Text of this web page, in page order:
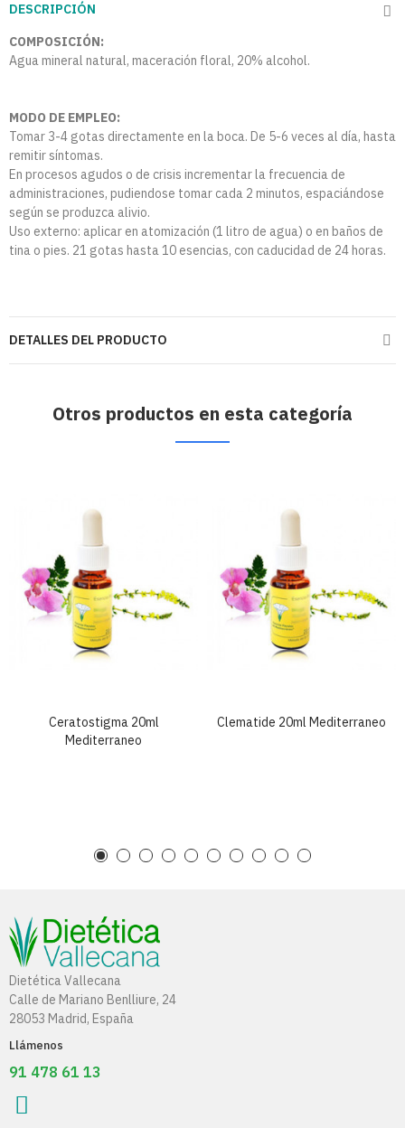
DESCRIPCIÓN
COMPOSICIÓN:
Agua mineral natural, maceración floral, 20% alcohol.
MODO DE EMPLEO:
Tomar 3-4 gotas directamente en la boca. De 5-6 veces al día, hasta
remitir síntomas.
En procesos agudos o de crisis incrementar la frecuencia de
administraciones, pudiendose tomar cada 2 minutos, espaciándose
según se produzca alivio.
Uso externo: aplicar en atomización (1 litro de agua) o en baños de
tina o pies. 21 gotas hasta 10 esencias, con caducidad de 24 horas.
DETALLES DEL PRODUCTO
Otros productos en esta categoría
Ceratostigma 20ml
Mediterraneo
Clematide 20ml Mediterraneo
Dietética Vallecana
Calle de Mariano Benlliure, 24
28053 Madrid, España
Llámenos
91 478 61 13